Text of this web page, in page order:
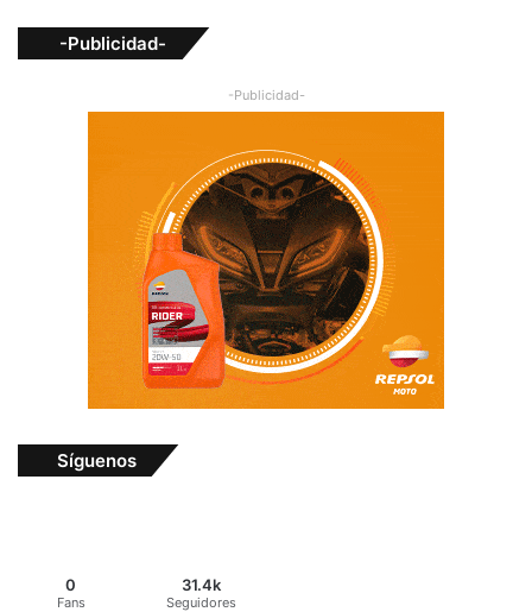
-Publicidad-
-Publicidad-
Síguenos
0
Fans
31.4k
Seguidores